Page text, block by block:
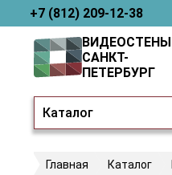
+7 (812) 209-12-38
Каталог
ВИДЕОСТЕНЫ
САНКТ-
ПЕТЕРБУРГ
Главная Каталог